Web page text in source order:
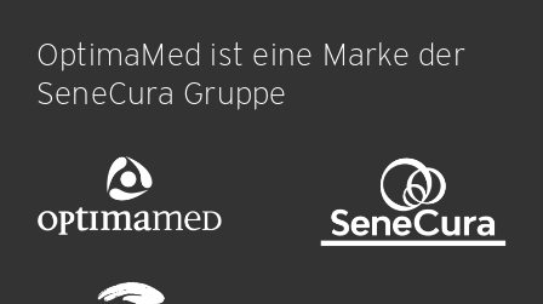
OptimaMed ist eine Marke der
SeneCura Gruppe